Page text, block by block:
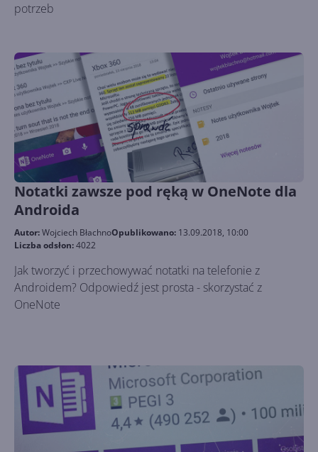
potrzeb
Notatki zawsze pod ręką w OneNote dla
Androida
Autor:Wojciech BłachnoOpublikowano: 13.09.2018, 10:00
Liczba odsłon:4022
Jak tworzyć i przechowywać notatki na telefonie z
Androidem? Odpowiedź jest prosta - skorzystać z
OneNote